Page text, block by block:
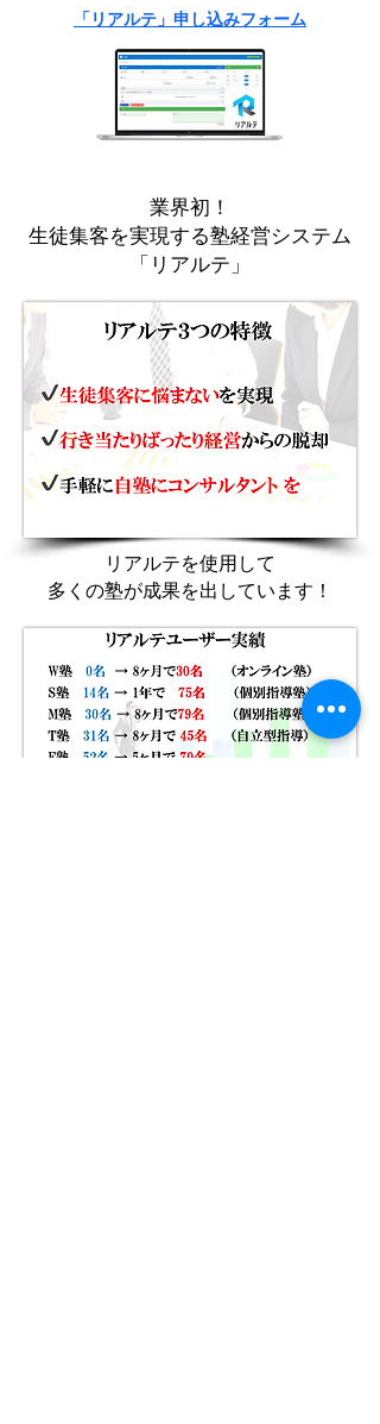
「リアルテ」申し込みフォーム
業界初！
生徒集客を実現する塾経営システム
​「リアルテ」
​リアルテを使用して
多くの塾が成果を出しています！